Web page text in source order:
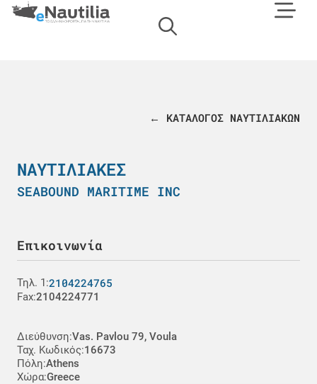
← ΚΑΤΑΛΟΓΟΣ ΝΑΥΤΙΛΙΑΚΩΝ
ΝΑΥΤΙΛΙΑΚΈΣ
SEABOUND MARITIME INC
Επικοινωνία
Τηλ. 1:2104224765
Fax:2104224771
Διεύθυνση:Vas. Pavlou 79, Voula
Ταχ. Κωδικός:16673
Πόλη:Athens
Χώρα:Greece